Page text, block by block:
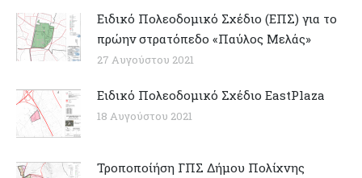
Ειδικό Πολεοδομικό Σχέδιο (ΕΠΣ) για το
πρώην στρατόπεδο «Παύλος Μελάς»
27 Αυγούστου 2021
Ειδικό Πολεοδομικό Σχέδιο EastPlaza
18 Αυγούστου 2021
Τροποποίήση ΓΠΣ Δήμου Πολίχνης